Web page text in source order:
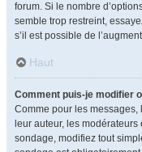
forum. Si le nombre
semble trop restreint,
s’il est possible de
Haut
Comment puis-je modifier
Comme pour les
leur auteur, les
sondage, modifiez tout